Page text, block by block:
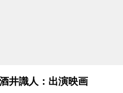
井識人：出演映画